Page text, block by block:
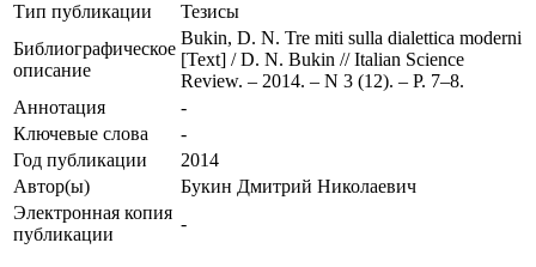
Тип публикации
Тезисы
Библиографическое
описание
Bukin, D. N. Tre miti sulla dialettica moderni
[Text] / D. N. Bukin // Italian Science
Review. – 2014. – N 3 (12). – P. 7–8.
Аннотация
-
Ключевые cлова
-
Год публикации
2014
Автор(ы)
Букин Дмитрий Николаевич
Электронная копия
публикации
-